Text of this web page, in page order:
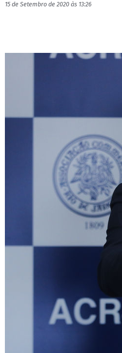
15 de Setembro de 2020 às 13:26